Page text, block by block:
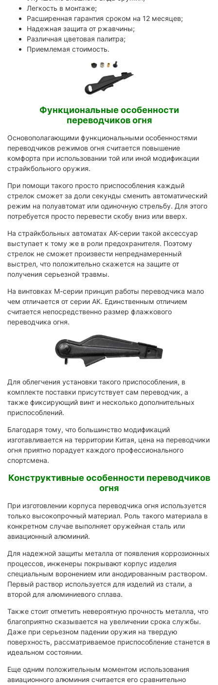
Легкость в монтаже;
Расширенная гарантия сроком на 12 месяцев;
Надежная защита от ржавчины;
Различная цветовая палитра;
Приемлемая стоимость.
Функциональные особенности
переводчиков огня
Основополагающими функциональными особенностями
переводчиков режимов огня считается повышение
комфорта при использовании той или иной модификации
страйкбольного оружия.
При помощи такого просто приспособления каждый
стрелок сможет за доли секунды сменить автоматический
режим на полуавтомат или одиночную стрельбу. Для этого
потребуется просто перевести скобу вниз или вверх.
На страйкбольных автоматах АК-серии такой аксессуар
выступает к тому же в роли предохранителя. Поэтому
стрелок не сможет произвести непреднамеренный
выстрел, что положительно скажется на защите от
получения серьезной травмы.
На винтовках М-серии принцип работы переводчика мало
чем отличается от серии АК. Единственным отличием
считается непосредственно размер флажкового
переводчика огня.
Для облегчения установки такого приспособления, в
комплекте поставки присутствует сам переводчик, а
также фиксирующий винт и несколько дополнительных
приспособлений.
Благодаря тому, что большинство модификаций
изготавливается на территории Китая, цена на переводчики
огня приятно порадует каждого профессионального
спортсмена.
Конструктивные особенности переводчиков
огня
При изготовлении корпуса переводчика огня используется
только высокопрочный материал. Роль такого материала в
конкретном случае выполняет оружейная сталь или
авиационный алюминий.
Для надежной защиты металла от появления коррозионных
процессов, инженеры покрывают корпус изделия
специальным воронением или анодированным раствором.
Первый раствор используется для изделий из стали, а
второй для алюминиевого сплава.
Также стоит отметить невероятную прочность металла, что
благоприятно сказывается на увеличении срока службы.
Даже при серьезном падении оружия на твердую
поверхность, рассматриваемое приспособление станется в
идеальном состоянии.
Еще одним положительным моментом использования
авиационного алюминия считается его сравнительно